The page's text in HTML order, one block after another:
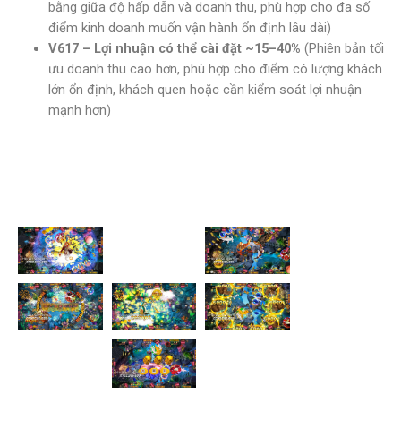
bằng giữa độ hấp dẫn và doanh thu, phù hợp cho đa số
điểm kinh doanh muốn vận hành ổn định lâu dài)
V617 – Lợi nhuận có thể cài đặt ~15–40% (Phiên bản tối
ưu doanh thu cao hơn, phù hợp cho điểm có lượng khách
lớn ổn định, khách quen hoặc cần kiểm soát lợi nhuận
mạnh hơn)